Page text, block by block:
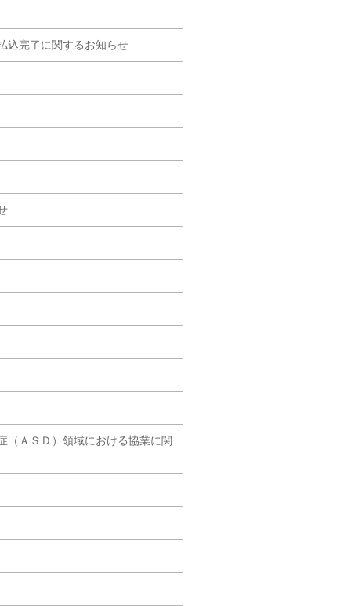
込完了に関するお知らせ
（ＡＳＤ）領域における協業に関